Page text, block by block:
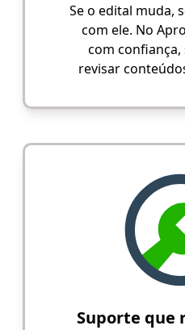
Se o edital muda,
com ele. No
com
revisar
Suporte que